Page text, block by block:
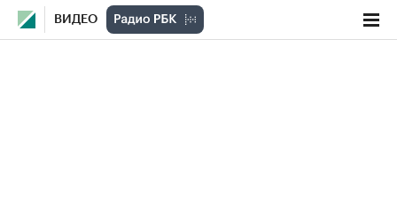
ВИДЕО